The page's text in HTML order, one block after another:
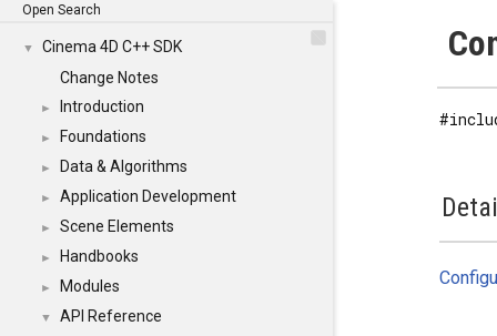
Open Search
▼
Cinema 4D C++ SDK
Change Notes
► Introduction
► Foundations
► Data & Algorithms
► Application Development
► Scene Elements
► Handbooks
► Modules
▼ API Reference